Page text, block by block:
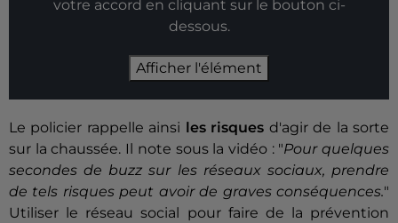
votre accord en cliquant sur le bouton ci-
dessous.
Afficher l'élément
Le policier rappelle ainsi les risques d'agir de la sorte
sur la chaussée. Il note sous la vidéo : "Pour quelques
secondes de buzz sur les réseaux sociaux, prendre
de tels risques peut avoir de graves conséquences."
Utiliser le réseau social pour faire de la prévention